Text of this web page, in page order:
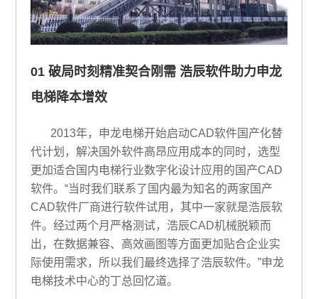
01 破局时刻精准契合刚需 浩辰软件助力申龙
电梯降本增效
2013年，申龙电梯开始启动CAD软件国产化替
代计划，解决国外软件高昂应用成本的同时，选型
更加适合国内电梯行业数字化设计应用的国产CAD
软件。“当时我们联系了国内最为知名的两家国产
CAD软件厂商进行软件试用，其中一家就是浩辰软
件。经过两个月严格测试，浩辰CAD机械脱颖而
出，在数据兼容、高效画图等方面更加贴合企业实
际使用需求，所以我们最终选择了浩辰软件。”申龙
电梯技术中心的丁总回忆道。